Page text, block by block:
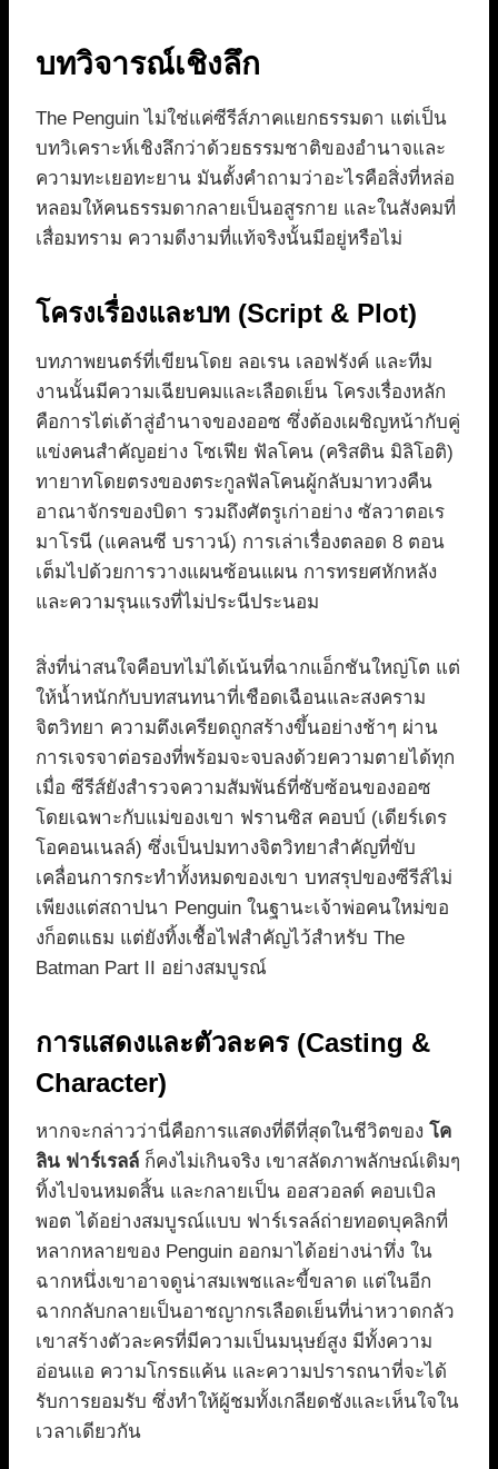
บทวิจารณ์เชิงลึก
The Penguin ไม่ใช่แค่ซีรีส์ภาคแยกธรรมดา แต่เป็น
บทวิเคราะห์เชิงลึกว่าด้วยธรรมชาติของอำนาจและ
ความทะเยอทะยาน มันตั้งคำถามว่าอะไรคือสิ่งที่หล่อ
หลอมให้คนธรรมดากลายเป็นอสูรกาย และในสังคมที่
เสื่อมทราม ความดีงามที่แท้จริงนั้นมีอยู่หรือไม่
โครงเรื่องและบท (Script & Plot)
บทภาพยนตร์ที่เขียนโดย ลอเรน เลอฟรังค์ และทีม
งานนั้นมีความเฉียบคมและเลือดเย็น โครงเรื่องหลัก
คือการไต่เต้าสู่อำนาจของออซ ซึ่งต้องเผชิญหน้ากับคู่
แข่งคนสำคัญอย่าง โซเฟีย ฟัลโคน (คริสติน มิลิโอติ)
ทายาทโดยตรงของตระกูลฟัลโคนผู้กลับมาทวงคืน
อาณาจักรของบิดา รวมถึงศัตรูเก่าอย่าง ซัลวาตอเร
มาโรนี (แคลนซี บราวน์) การเล่าเรื่องตลอด 8 ตอน
เต็มไปด้วยการวางแผนซ้อนแผน การทรยศหักหลัง
และความรุนแรงที่ไม่ประนีประนอม
สิ่งที่น่าสนใจคือบทไม่ได้เน้นที่ฉากแอ็กชันใหญ่โต แต่
ให้น้ำหนักกับบทสนทนาที่เชือดเฉือนและสงคราม
จิตวิทยา ความตึงเครียดถูกสร้างขึ้นอย่างช้าๆ ผ่าน
การเจรจาต่อรองที่พร้อมจะจบลงด้วยความตายได้ทุก
เมื่อ ซีรีส์ยังสำรวจความสัมพันธ์ที่ซับซ้อนของออซ
โดยเฉพาะกับแม่ของเขา ฟรานซิส คอบบ์ (เดียร์เดร
โอคอนเนลล์) ซึ่งเป็นปมทางจิตวิทยาสำคัญที่ขับ
เคลื่อนการกระทำทั้งหมดของเขา บทสรุปของซีรีส์ไม่
เพียงแต่สถาปนา Penguin ในฐานะเจ้าพ่อคนใหม่ขอ
งก็อตแธม แต่ยังทิ้งเชื้อไฟสำคัญไว้สำหรับ The
Batman Part II อย่างสมบูรณ์
การแสดงและตัวละคร (Casting &
Character)
หากจะกล่าวว่านี่คือการแสดงที่ดีที่สุดในชีวิตของ โค
ลิน ฟาร์เรลล์ ก็คงไม่เกินจริง เขาสลัดภาพลักษณ์เดิมๆ
ทิ้งไปจนหมดสิ้น และกลายเป็น ออสวอลด์ คอบเบิล
พอต ได้อย่างสมบูรณ์แบบ ฟาร์เรลล์ถ่ายทอดบุคลิกที่
หลากหลายของ Penguin ออกมาได้อย่างน่าทึ่ง ใน
ฉากหนึ่งเขาอาจดูน่าสมเพชและขี้ขลาด แต่ในอีก
ฉากกลับกลายเป็นอาชญากรเลือดเย็นที่น่าหวาดกลัว
เขาสร้างตัวละครที่มีความเป็นมนุษย์สูง มีทั้งความ
อ่อนแอ ความโกรธแค้น และความปรารถนาที่จะได้
รับการยอมรับ ซึ่งทำให้ผู้ชมทั้งเกลียดชังและเห็นใจใน
เวลาเดียวกัน